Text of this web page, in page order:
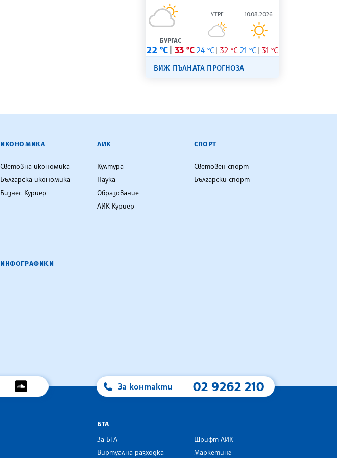
БУРГАС
22 °C 33 °C
УТРЕ
24 °C 32 °C
10.08.2026
21 °C 31 °C
ВИЖ ПЪЛНАТА ПРОГНОЗА
ИКОНОМИКА
Световна икономика
Българска икономика
Бизнес Куриер
ЛИК
Култура
Наука
Образование
ЛИК Куриер
СПОРТ
Световен спорт
Български спорт
ИНФОГРАФИКИ
За контакти 02 9262 210
БТА
За БТА
Виртуална разходка
Шрифт ЛИК
Маркетинг